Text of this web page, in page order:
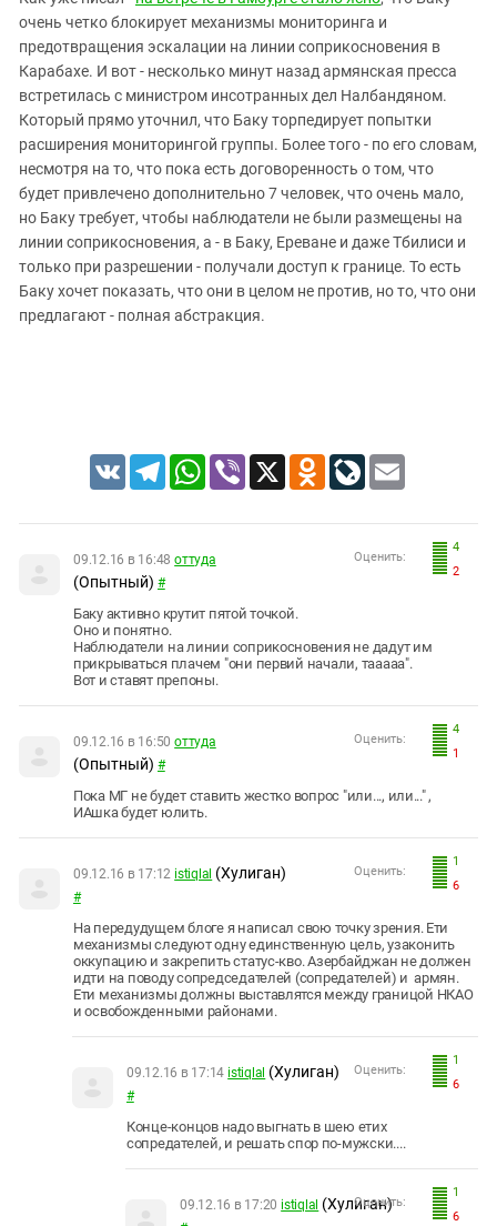
ЗАСТАВЛЯЕТ
КАВКАЗ ЗА ПАЛЕСТИНУ
ПРЕСЛЕДОВАНИЕ АКТИВИСТОВ
МОБИЛИЗАЦИЯ И ПРОТЕСТЫ
Дагестан
Ингушетия
Калмыкия
Карачаево-Черкесия
Краснодарский край
Нагорный Карабах
Российская Федерация
Ростовская область
Северная Осетия - Алания
Южная Осетия
очень четко блокирует механизмы мониторинга и
предотвращения эскалации на линии соприкосновения в
Карабахе. И вот - несколько минут назад армянская пресса
встретилась с министром инсотранных дел Налбандяном.
Который прямо уточнил, что Баку торпедирует попытки
расширения мониторингой группы. Более того - по его словам,
несмотря на то, что пока есть договоренность о том, что
будет привлечено дополнительно 7 человек, что очень мало,
но Баку требует, чтобы наблюдатели не были размещены на
линии соприкосновения, а - в Баку, Ереване и даже Тбилиси и
только при разрешении - получали доступ к границе. То есть
Баку хочет показать, что они в целом не против, но то, что они
предлагают - полная абстракция.
VK TelegramWhatsApp
Viber X Odnoklassniki
LiveJournal
Email
4
2
Оценить:
09.12.16 в 16:48 оттуда
(Опытный) #
Баку активно крутит пятой точкой.
Оно и понятно.
Наблюдатели на линии соприкосновения не дадут им
прикрываться плачем "они первий начали, тааааа".
Вот и ставят препоны.
4
1
Оценить:
09.12.16 в 16:50 оттуда
(Опытный) #
Пока МГ не будет ставить жестко вопрос "или..., или..." ,
ИАшка будет юлить.
1
6
Оценить:
09.12.16 в 17:12 istiqlal (Хулиган)
#
На передудущем блоге я написал свою точку зрения. Ети
механизмы следуют одну единственную цель, узаконить
оккупацию и закрепить статус-кво. Азербайджан не должен
идти на поводу сопредседателей (сопредателей) и армян.
Ети механизмы должны выставлятся между границой НКАО
и освобожденными районами.
1
6
Оценить:
09.12.16 в 17:14 istiqlal (Хулиган)
#
Конце-концов надо выгнать в шею етих
сопредателей, и решать спор по-мужски....
1
6
Оценить:
09.12.16 в 17:20 istiqlal (Хулиган)